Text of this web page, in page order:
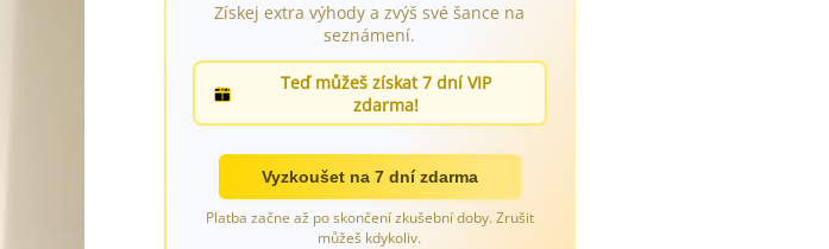
Získej extra výhody a zvýš své šance na
seznámení.
Teď můžeš získat 7 dní VIP
zdarma!
Vyzkoušet na 7 dní zdarma
Platba začne až po skončení zkušební doby. Zrušit
můžeš kdykoliv.